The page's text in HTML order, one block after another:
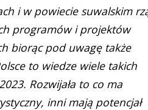
i w powiecie suwalskim
programów i projektów
biorąc pod uwagę także
to wiedze wiele takich
Rozwijała to co ma
inni mają potencjał